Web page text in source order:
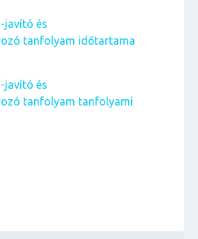
javító és
tanfolyam időtartama
javító és
tanfolyam tanfolyami